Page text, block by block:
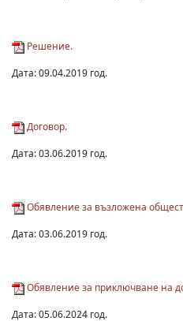
Решение.
Дата: 09.04.2019 год.
Договор.
Дата: 03.06.2019 год.
Обявление за възложена
Дата: 03.06.2019 год.
Обявление за приключване на
Дата: 05.06.2024 год.